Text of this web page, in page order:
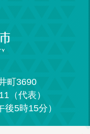
町3690
（代表）
後5時15分）